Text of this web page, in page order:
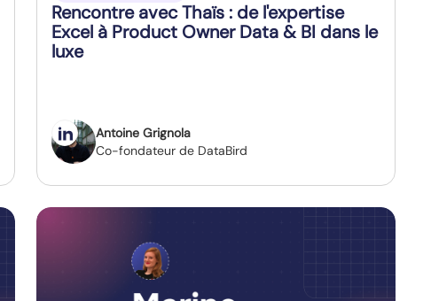
Rencontre avec Thaïs : de l'expertise
Excel à Product Owner Data & BI dans le
luxe
Antoine Grignola
Co-fondateur de DataBird